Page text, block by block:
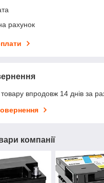
рахунок
впродовж 14 днів за
компанії